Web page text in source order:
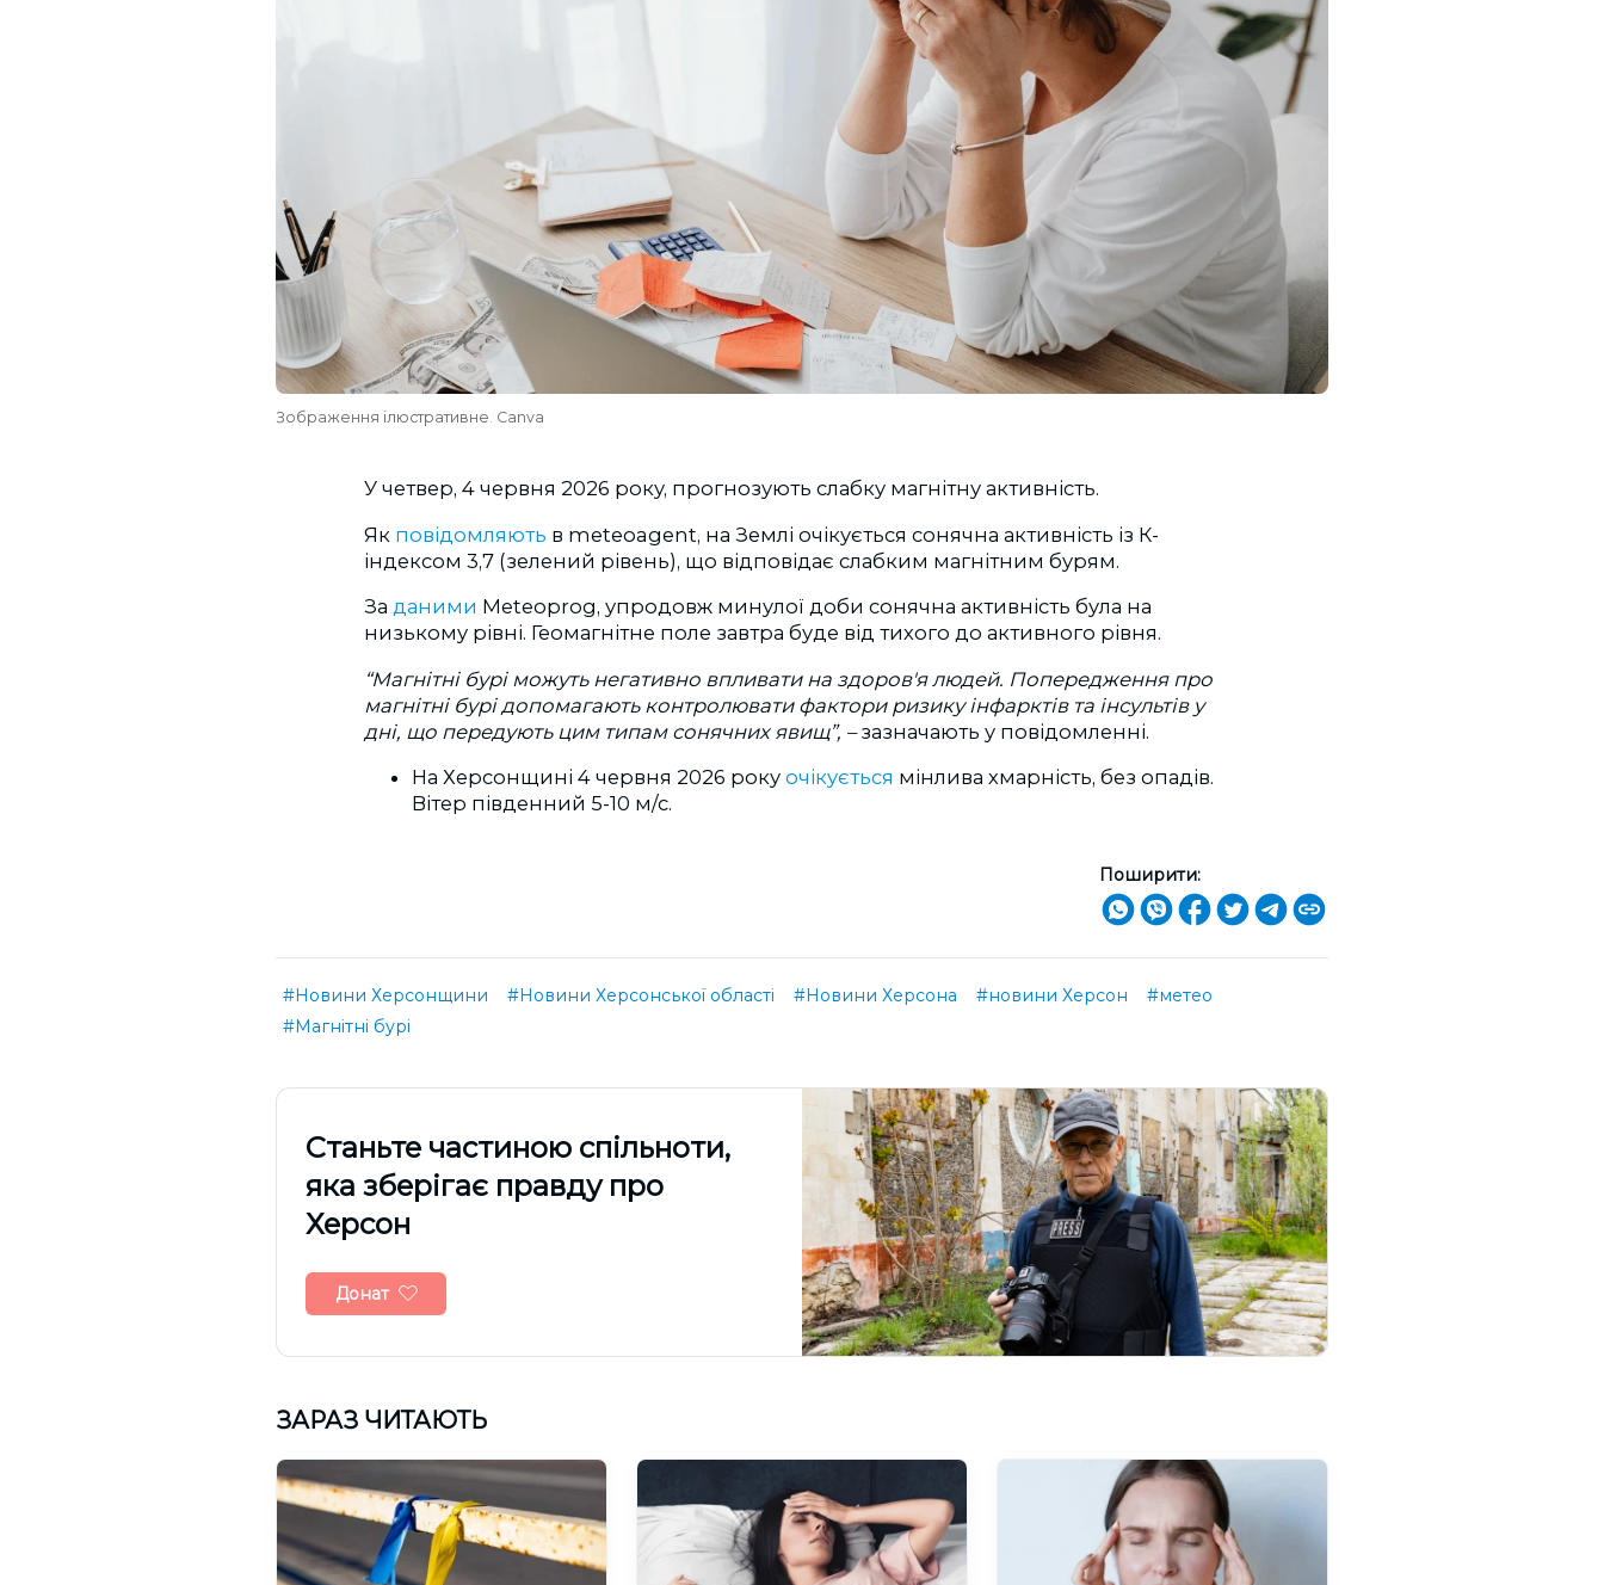
Зображення ілюстративне. Canva
У четвер, 4 червня 2026 року, прогнозують слабку магнітну активність.
Як повідомляють в meteoagent, на Землі очікується сонячна активність із К-
індексом 3,7 (зелений рівень), що відповідає слабким магнітним бурям.
За даними Meteoprog, упродовж минулої доби сонячна активність була на
низькому рівні. Геомагнітне поле завтра буде від тихого до активного рівня.
“Магнітні бурі можуть негативно впливати на здоров'я людей. Попередження про
магнітні бурі допомагають контролювати фактори ризику інфарктів та інсультів у
дні, що передують цим типам сонячних явищ”, – зазначають у повідомленні.
На Херсонщині 4 червня 2026 року очікується мінлива хмарність, без опадів.
Вітер південний 5-10 м/с.
Поширити:
#Новини Херсонщини #Новини Херсонської області #Новини Херсона #новини Херсон
#метео
#Магнітні бурі
Cтаньте частиною спільноти,
яка зберігає правду про
Херсон
Донат
ЗАРАЗ ЧИТАЮТЬ